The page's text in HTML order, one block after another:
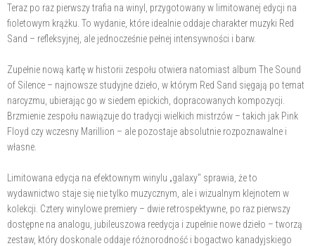
Teraz po raz pierwszy trafia na winyl, przygotowany w limitowanej edycji na
fioletowym krążku. To wydanie, które idealnie oddaje charakter muzyki Red
Sand – refleksyjnej, ale jednocześnie pełnej intensywności i barw.
Zupełnie nową kartę w historii zespołu otwiera natomiast album The Sound
of Silence – najnowsze studyjne dzieło, w którym Red Sand sięgają po temat
narcyzmu, ubierając go w siedem epickich, dopracowanych kompozycji.
Brzmienie zespołu nawiązuje do tradycji wielkich mistrzów – takich jak Pink
Floyd czy wczesny Marillion – ale pozostaje absolutnie rozpoznawalne i
własne.
Limitowana edycja na efektownym winylu „galaxy" sprawia, że to
wydawnictwo staje się nie tylko muzycznym, ale i wizualnym klejnotem w
kolekcji. Cztery winylowe premiery – dwie retrospektywne, po raz pierwszy
dostępne na analogu, jubileuszowa reedycja i zupełnie nowe dzieło – tworzą
zestaw, który doskonale oddaje różnorodność i bogactwo kanadyjskiego